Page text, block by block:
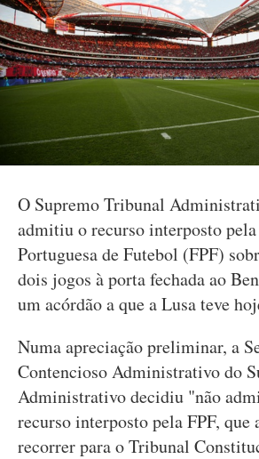
O Supremo Tribunal
admitiu o recurso interposto pela
Portuguesa de Futebol (FPF)
dois jogos à porta fechada ao
um acórdão a que a Lusa teve
Numa apreciação preliminar, a
Contencioso Administrativo do
Administrativo decidiu "não
recurso interposto pela FPF, que
recorrer para o Tribunal